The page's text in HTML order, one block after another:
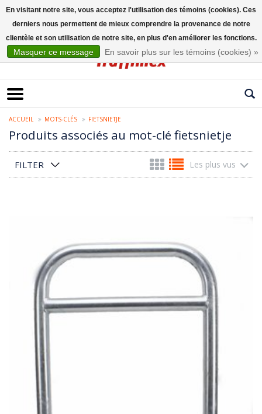
ACCUEIL MOTS-CLÉS FIETSNIETJE
Produits associés au mot-clé fietsnietje
FILTER Les plus vus
En visitant notre site, vous acceptez l'utilisation des témoins (cookies). Ces
derniers nous permettent de mieux comprendre la provenance de notre
clientèle et son utilisation de notre site, en plus d'en améliorer les fonctions.
Masquer ce message En savoir plus sur les témoins (cookies) »